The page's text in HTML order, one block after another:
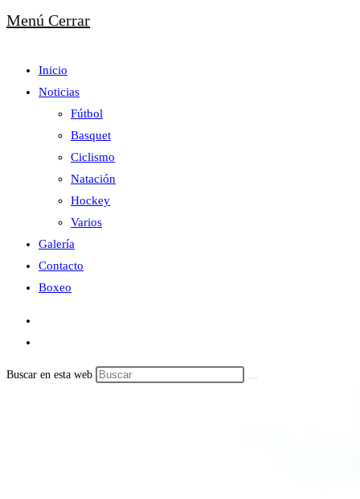
Menú Cerrar
Inicio
Noticias
Fútbol
Basquet
Ciclismo
Natación
Hockey
Varios
Galería
Contacto
Boxeo
Buscar en esta web